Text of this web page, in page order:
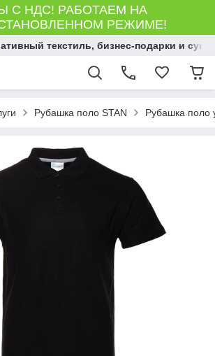
С НДС! РАБОТАЕМ НА
РЕЖИМЕ!
текстиль, бизнес-подарки и
Рубашка поло STAN Рубашка поло